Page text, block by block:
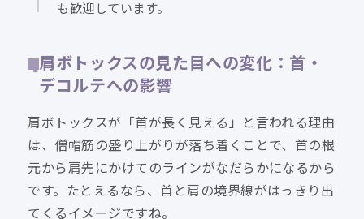
も歓迎しています。
肩ボトックスの見た目への変化：首・
デコルテへの影響
肩ボトックスが「首が長く見える」と言われる理由
は、僧帽筋の盛り上がりが落ち着くことで、首の根
元から肩先にかけてのラインがなだらかになるから
です。たとえるなら、首と肩の境界線がはっきり出
てくるイメージですね。